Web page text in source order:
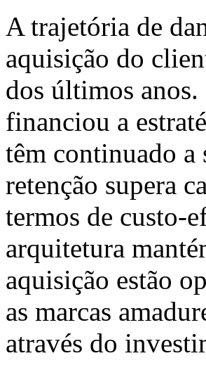
A trajetória de
aquisição do
dos últimos
financiou a
têm continuado a
retenção supera
termos de custo-
arquitetura
aquisição estão
as marcas
através do